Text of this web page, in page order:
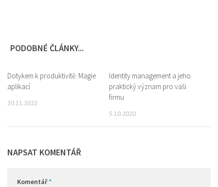
PODOBNÉ ČLÁNKY...
Dotykem k produktivitě: Magie
aplikací
30.11.2023
Identity management a jeho
praktický význam pro vaši
firmu
5.10.2020
NAPSAT KOMENTÁŘ
Komentář*